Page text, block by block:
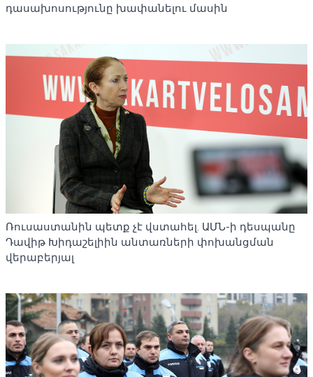
դասախոսությունը խափանելու մասին
Ռուսաստանին պետք չէ վստահել. ԱՄՆ-ի դեսպանը
Դավիթ Խիդաշելիին անտառների փոխանցման
վերաբերյալ